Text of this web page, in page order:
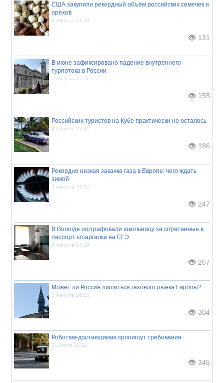
США закупили рекордный объём российских семечек и
орехов
6 Августа 21:09
131
В июне зафиксировано падение внутреннего
турпотока в России
5 Августа 17:11
155
Российских туристов на Кубе практически не осталось
4 Августа 17:41
186
Рекордно низкая закачка газа в Европе: чего ждать
зимой
3 Августа 13:32
247
В Вологде оштрафовали школьницу за спрятанные в
паспорт шпаргалки на ЕГЭ
2 Августа 14:19
267
Может ли Россия лишиться газового рынка Европы?
1 Августа 16:23
304
Роботам-доставщикам пропишут требования
31 Июля 18:32
345